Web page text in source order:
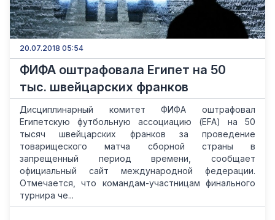
20.07.2018 05:54
ФИФА оштрафовала Египет на 50
тыс. швейцарских франков
Дисциплинарный комитет ФИФА оштрафовал
Египетскую футбольную ассоциацию (EFA) на 50
тысяч швейцарских франков за проведение
товарищеского матча сборной страны в
запрещенный период времени, сообщает
официальный сайт международной федерации.
Отмечается, что командам-участницам финального
турнира че...